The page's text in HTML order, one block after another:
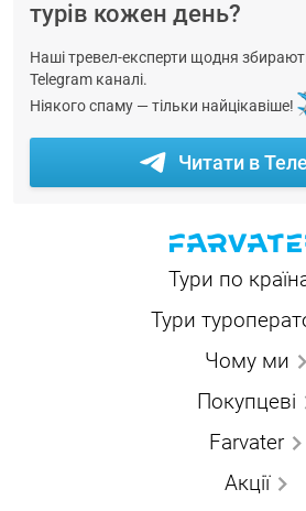
турів кожен день?
Наші тревел-експерти щодня
Telegram каналі.
Ніякого спаму — тільки найцікавіше!
Читати в
Тури по
Тури
Чому ми
Покупцеві
Farvater
Акції